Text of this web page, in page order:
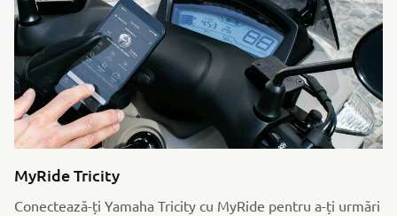
MyRide Tricity
Conectează-ți Yamaha Tricity cu MyRide pentru a-ți urmări